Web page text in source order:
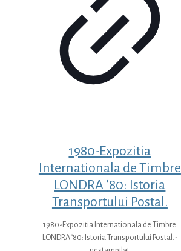
1980-Expozitia
Internationala de Timbre
LONDRA ’80: Istoria
Transportului Postal.
1980-Expozitia Internationala de Timbre
LONDRA ’80: Istoria Transportului Postal.-